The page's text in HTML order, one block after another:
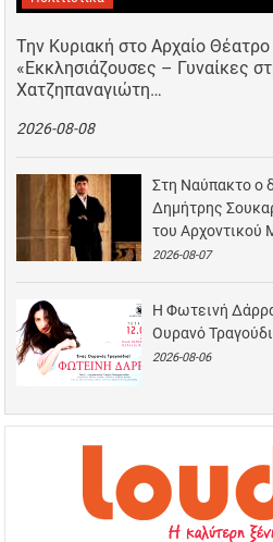
Την Κυριακή στο Αρχαίο
«Εκκλησιάζουσες – Γυναίκες
Χατζηπαναγιώτη…
2026-08-08
Στη Ναύπακτο ο
Δημήτρης
του Αρχοντικού
2026-08-07
Η Φωτεινή
Ουρανό
2026-08-06